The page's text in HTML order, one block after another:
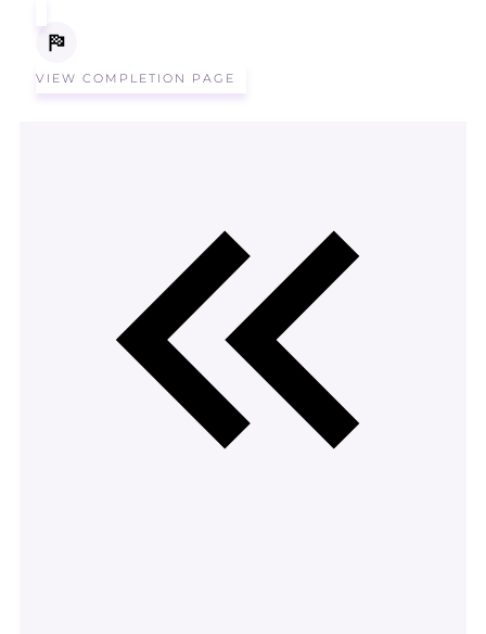
VIEW COMPLETION PAGE